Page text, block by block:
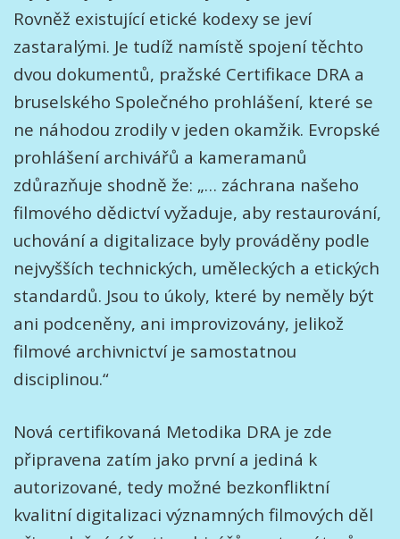
Rovněž existující etické kodexy se jeví
zastaralými. Je tudíž namístě spojení těchto
dvou dokumentů, pražské Certifikace DRA a
bruselského Společného prohlášení, které se
ne náhodou zrodily v jeden okamžik. Evropské
prohlášení archivářů a kameramanů
zdůrazňuje shodně že: „… záchrana našeho
filmového dědictví vyžaduje, aby restaurování,
uchování a digitalizace byly prováděny podle
nejvyšších technických, uměleckých a etických
standardů. Jsou to úkoly, které by neměly být
ani podceněny, ani improvizovány, jelikož
filmové archivnictví je samostatnou
disciplinou.“
Nová certifikovaná Metodika DRA je zde
připravena zatím jako první a jediná k
autorizované, tedy možné bezkonfliktní
kvalitní digitalizaci významných filmových děl